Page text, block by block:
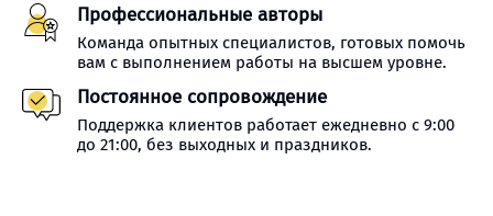
Профессиональные авторы
Команда опытных специалистов, готовых помочь
вам с выполнением работы на высшем уровне.
Постоянное сопровождение
Поддержка клиентов работает ежедневно с 9:00
до 21:00, без выходных и праздников.